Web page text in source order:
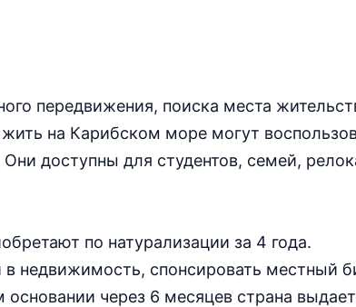
передвижения, поиска места
на Карибском море могут
доступны для студентов, семей,
по натурализации за 4 года.
недвижимость, спонсировать местный
через 6 месяцев страна выдает